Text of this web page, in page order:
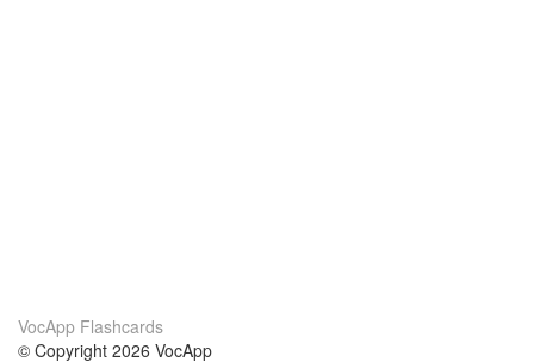
VocApp Flashcards
© Copyright 2026 VocApp